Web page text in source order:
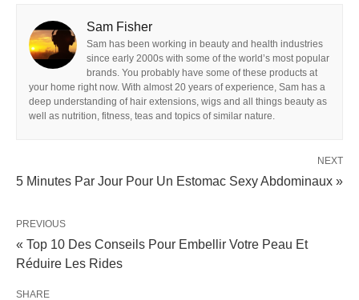
Sam Fisher
Sam has been working in beauty and health industries
since early 2000s with some of the world’s most popular
brands. You probably have some of these products at
your home right now. With almost 20 years of experience, Sam has a
deep understanding of hair extensions, wigs and all things beauty as
well as nutrition, fitness, teas and topics of similar nature.
NEXT
5 Minutes Par Jour Pour Un Estomac Sexy Abdominaux »
PREVIOUS
« Top 10 Des Conseils Pour Embellir Votre Peau Et
Réduire Les Rides
SHARE